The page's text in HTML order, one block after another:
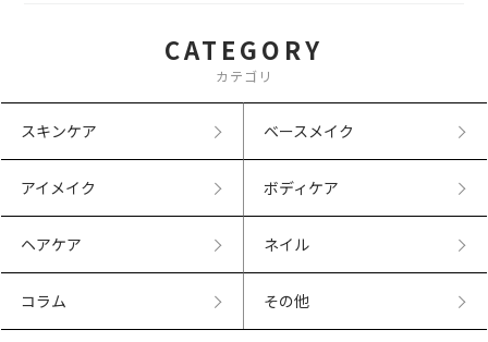
CATEGORY
カテゴリ
スキンケア ベースメイク
アイメイク ボディケア
ヘアケア ネイル
コラム その他